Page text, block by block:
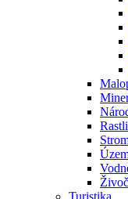
Turistika